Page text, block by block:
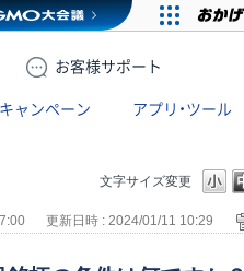
お客様サポート
キャンペーン アプリ・ツール
文字サイズ変更
更新日時 : 2024/01/11 10:29